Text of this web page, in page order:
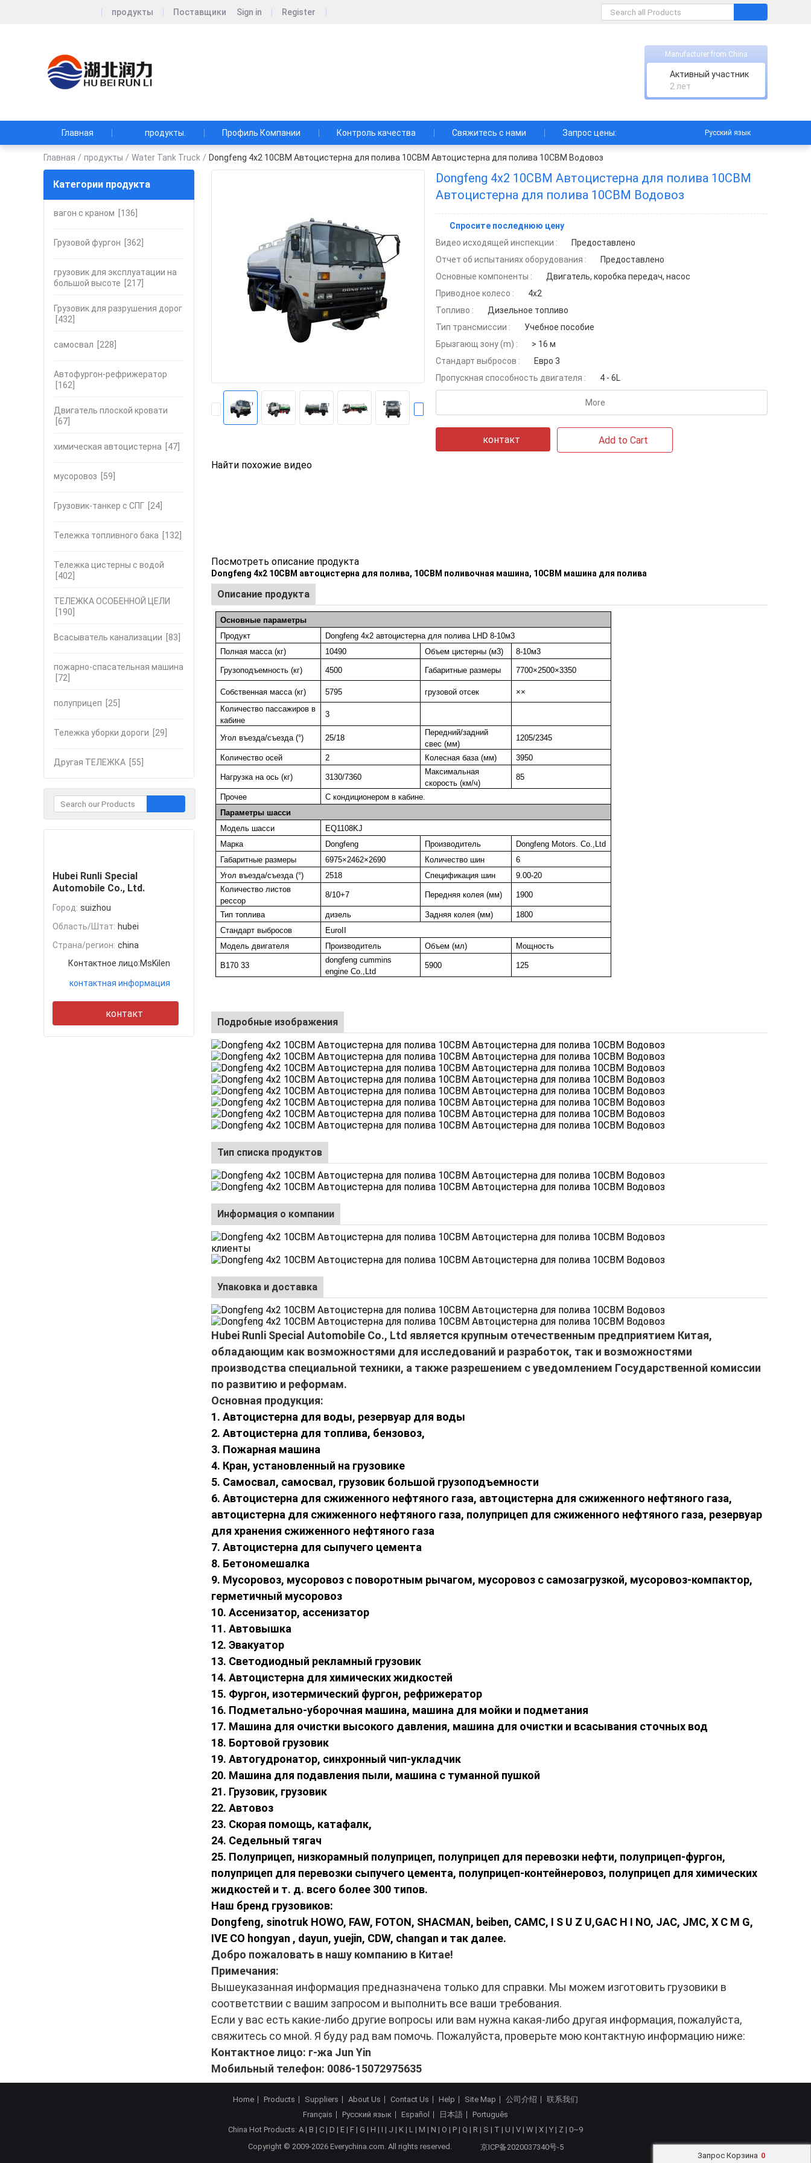
продукты Поставщики Sign in Register
Manufacturer from China
Активный участник
2 лет
Главная продукты. Профиль Компании Контроль качества Свяжитесь с нами Запрос цены: Русский язык
Главная / продукты / Water Tank Truck / Dongfeng 4x2 10CBM Автоцистерна для полива 10CBM Автоцистерна для полива 10CBM Водовоз
Категории продукта
вагон с краном [136]
Грузовой фургон [362]
грузовик для эксплуатации на
большой высоте [217]
Грузовик для разрушения дорог
[432]
самосвал [228]
Автофургон-рефрижератор
[162]
Двигатель плоской кровати
[67]
химическая автоцистерна [47]
мусоровоз [59]
Грузовик-танкер с СПГ [24]
Тележка топливного бака [132]
Тележка цистерны с водой
[402]
ТЕЛЕЖКА ОСОБЕННОЙ ЦЕЛИ
[190]
Всасыватель канализации [83]
пожарно-спасательная машина
[72]
полуприцеп [25]
Тележка уборки дороги [29]
Другая ТЕЛЕЖКА [55]
Hubei Runli Special
Automobile Co., Ltd.
Город: suizhou
Область/Штат: hubei
Страна/регион: china
Контактное лицо:MsKilen
контактная информация
контакт
Dongfeng 4x2 10CBM Автоцистерна для полива 10CBM
Автоцистерна для полива 10CBM Водовоз
Спросите последнюю цену
Видео исходящей инспекции :
Предоставлено
Отчет об испытаниях оборудования :
Предоставлено
Основные компоненты :
Двигатель, коробка передач, насос
Приводное колесо :
4х2
Топливо :
Дизельное топливо
Тип трансмиссии :
Учебное пособие
Брызгающ зону (m) :
> 16 м
Стандарт выбросов :
Евро 3
Пропускная способность двигателя :
4 - 6L
More
контакт Add to Cart
Найти похожие видео
Посмотреть описание продукта
Dongfeng 4x2 10CBM автоцистерна для полива, 10CBM поливочная машина, 10CBM машина для полива
Описание продукта
Основные параметры
Продукт
Dongfeng 4x2 автоцистерна для полива LHD 8-10м3
Полная масса (кг)
10490 Объем цистерны (м3) 8-10м3
Грузоподъемность (кг) 4500 Габаритные размеры 7700×2500×3350
Собственная масса (кг) 5795 грузовой отсек
××
Количество пассажиров в
кабине
3
Угол въезда/съезда (°) 25/18
Передний/задний
свес (мм)
1205/2345
Количество осей 2 Колесная база (мм) 3950
Нагрузка на ось (кг) 3130/7360
Максимальная
скорость (км/ч)
85
Прочее
С кондиционером в кабине.
Параметры шасси
Модель шасси
EQ1108KJ
Марка
Dongfeng Производитель
Dongfeng Motors. Co.,Ltd
Габаритные размеры
6975×2462×2690 Количество шин
6
Угол въезда/съезда (°)
2518 Спецификация шин
9.00-20
Количество листов
рессор
8/10+7 Передняя колея (мм) 1900
Тип топлива дизель Задняя колея (мм)
1800
Стандарт выбросов
EuroII
Модель двигателя
Производитель Объем (мл) Мощность
B170 33
dongfeng cummins
engine Co.,Ltd
5900 125
Подробные изображения
Тип списка продуктов
Информация о компании
клиенты
Упаковка и доставка
Hubei Runli Special Automobile Co., Ltd является крупным отечественным предприятием Китая,
обладающим как возможностями для исследований и разработок, так и возможностями
производства специальной техники, а также разрешением с уведомлением Государственной комиссии
по развитию и реформам.
Основная продукция:
1. Автоцистерна для воды, резервуар для воды
2. Автоцистерна для топлива, бензовоз,
3. Пожарная машина
4. Кран, установленный на грузовике
5. Самосвал, самосвал, грузовик большой грузоподъемности
6. Автоцистерна для сжиженного нефтяного газа, автоцистерна для сжиженного нефтяного газа,
автоцистерна для сжиженного нефтяного газа, полуприцеп для сжиженного нефтяного газа, резервуар
для хранения сжиженного нефтяного газа
7. Автоцистерна для сыпучего цемента
8. Бетономешалка
9. Мусоровоз, мусоровоз с поворотным рычагом, мусоровоз с самозагрузкой, мусоровоз-компактор,
герметичный мусоровоз
10. Ассенизатор, ассенизатор
11. Автовышка
12. Эвакуатор
13. Светодиодный рекламный грузовик
14. Автоцистерна для химических жидкостей
15. Фургон, изотермический фургон, рефрижератор
16. Подметально-уборочная машина, машина для мойки и подметания
17. Машина для очистки высокого давления, машина для очистки и всасывания сточных вод
18. Бортовой грузовик
19. Автогудронатор, синхронный чип-укладчик
20. Машина для подавления пыли, машина с туманной пушкой
21. Грузовик, грузовик
22. Автовоз
23. Скорая помощь, катафалк,
24. Седельный тягач
25. Полуприцеп, низкорамный полуприцеп, полуприцеп для перевозки нефти, полуприцеп-фургон,
полуприцеп для перевозки сыпучего цемента, полуприцеп-контейнеровоз, полуприцеп для химических
жидкостей и т. д. всего более 300 типов.
Наш бренд грузовиков:
Dongfeng, sinotruk HOWO, FAW, FOTON, SHACMAN, beiben, CAMC, I S U Z U,GAC H I NO, JAC, JMC, X C M G,
IVE CO hongyan , dayun, yuejin, CDW, changan и так далее.
Добро пожаловать в нашу компанию в Китае!
Примечания:
Вышеуказанная информация предназначена только для справки. Мы можем изготовить грузовики в
соответствии с вашим запросом и выполнить все ваши требования.
Если у вас есть какие-либо другие вопросы или вам нужна какая-либо другая информация, пожалуйста,
свяжитесь со мной. Я буду рад вам помочь. Пожалуйста, проверьте мою контактную информацию ниже:
Контактное лицо: г-жа Jun Yin
Мобильный телефон: 0086-15072975635
Запрос Корзина 0
Home Products Suppliers About Us Contact Us Help Site Map 公司介绍
联系我们
Français
Русский язык Español 日本語
Português
China Hot Products: A | B | C | D | E | F | G | H | I | J | K | L | M | N | O | P | Q | R | S | T | U | V | W | X | Y | Z | 0~9
Copyright © 2009-2026 Everychina.com. All rights reserved.
京ICP备2020037340号-5